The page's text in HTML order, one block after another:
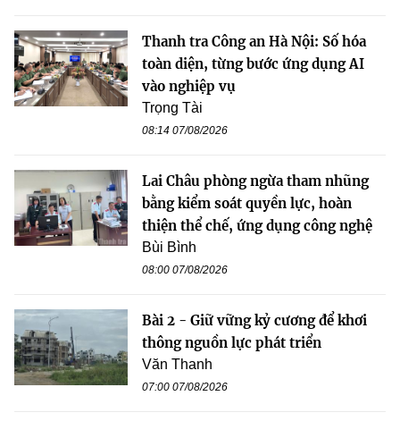
Thanh tra Công an Hà Nội: Số hóa
toàn diện, từng bước ứng dụng AI
vào nghiệp vụ
Trọng Tài
08:14 07/08/2026
Lai Châu phòng ngừa tham nhũng
bằng kiểm soát quyền lực, hoàn
thiện thể chế, ứng dụng công nghệ
Bùi Bình
08:00 07/08/2026
Bài 2 - Giữ vững kỷ cương để khơi
thông nguồn lực phát triển
Văn Thanh
07:00 07/08/2026